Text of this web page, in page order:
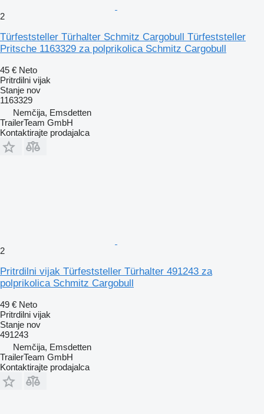
2
Türfeststeller Türhalter Schmitz Cargobull Türfeststeller
Pritsche 1163329 za polprikolica Schmitz Cargobull
45 € Neto
Pritrdilni vijak
Stanje nov
1163329
Nemčija, Emsdetten
TrailerTeam GmbH
Kontaktirajte prodajalca
2
Pritrdilni vijak Türfeststeller Türhalter 491243 za
polprikolica Schmitz Cargobull
49 € Neto
Pritrdilni vijak
Stanje nov
491243
Nemčija, Emsdetten
TrailerTeam GmbH
Kontaktirajte prodajalca